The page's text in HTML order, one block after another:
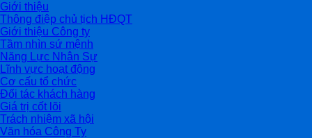
Giới thiệu
Thông điệp chủ tịch HĐQT
Giới thiệu Công ty
Tầm nhìn sứ mệnh
Năng Lực Nhân Sự
Lĩnh vực hoạt động
Cơ cấu tổ chức
Đối tác khách hàng
Giá trị cốt lõi
Trách nhiệm xã hội
Văn hóa Công Ty